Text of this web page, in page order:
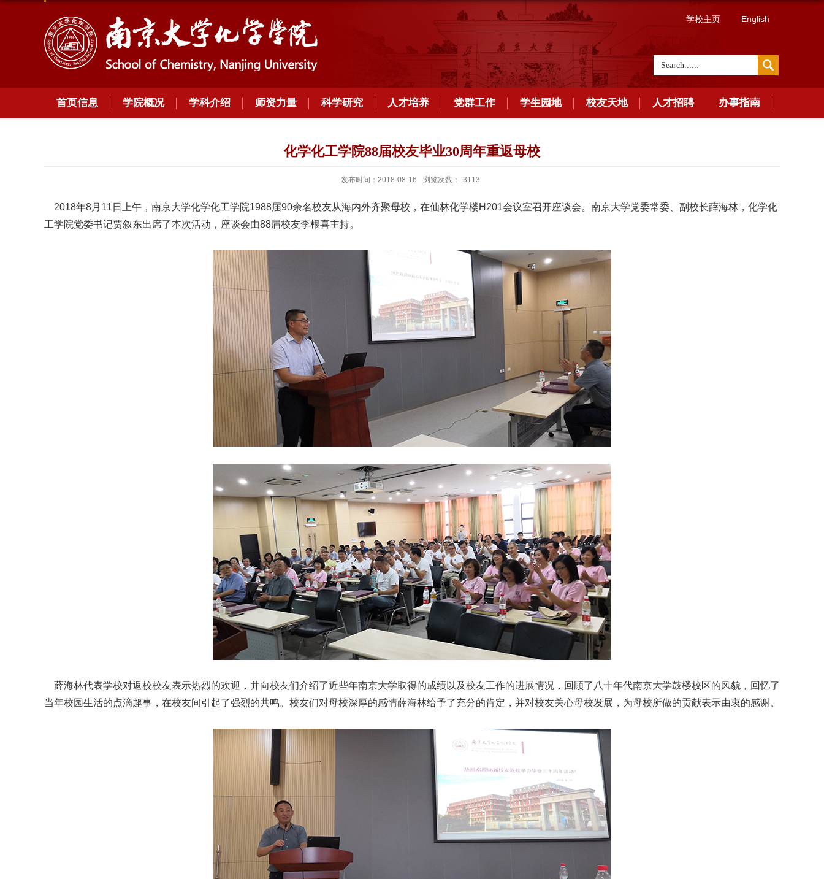
学校主页 English
首页信息 学院概况 学科介绍 师资力量 科学研究 人才培养 党群工作 学生园地 校友天地 人才招聘 办事指南
化学化工学院88届校友毕业30周年重返母校
发布时间：2018-08-16 浏览次数： 3113
2018年8月11日上午，南京大学化学化工学院1988届90余名校友从海内外齐聚母校，在仙林化学楼H201会议室召开座谈会。南京大学党委常委、副校长薛海林，化学化
工学院党委书记贾叙东出席了本次活动，座谈会由88届校友李根喜主持。
薛海林代表学校对返校校友表示热烈的欢迎，并向校友们介绍了近些年南京大学取得的成绩以及校友工作的进展情况，回顾了八十年代南京大学鼓楼校区的风貌，回忆了
当年校园生活的点滴趣事，在校友间引起了强烈的共鸣。校友们对母校深厚的感情薛海林给予了充分的肯定，并对校友关心母校发展，为母校所做的贡献表示由衷的感谢。